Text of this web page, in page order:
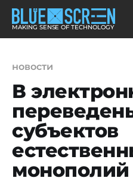
MAKING SENSE OF TECHNOLOGY
новости
В
субъектов
монополий